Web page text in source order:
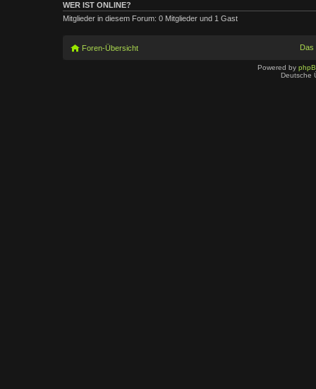
WER IST ONLINE?
Mitglieder in diesem Forum: 0 Mitglieder und 1 Gast
Foren-Übersicht Das
Powered by
Deutsche